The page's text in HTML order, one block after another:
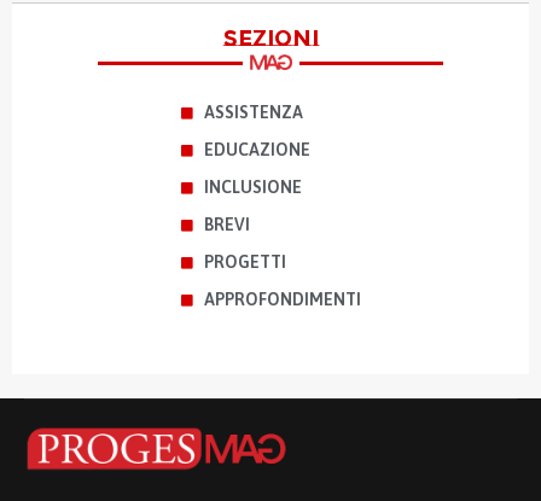
sezioni
ASSISTENZA
EDUCAZIONE
INCLUSIONE
BREVI
PROGETTI
APPROFONDIMENTI